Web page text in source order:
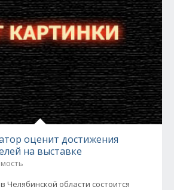
оценит достижения
на выставке
Челябинской области состоится